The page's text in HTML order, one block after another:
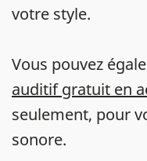
votre style.
Vous pouvez
auditif gratuit en
seulement, pour
sonore.